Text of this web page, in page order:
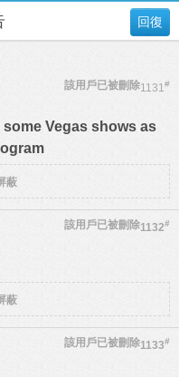
回復
1131#
該用戶已被刪除
Vegas shows as
蔽
1132#
該用戶已被刪除
蔽
1133#
該用戶已被刪除